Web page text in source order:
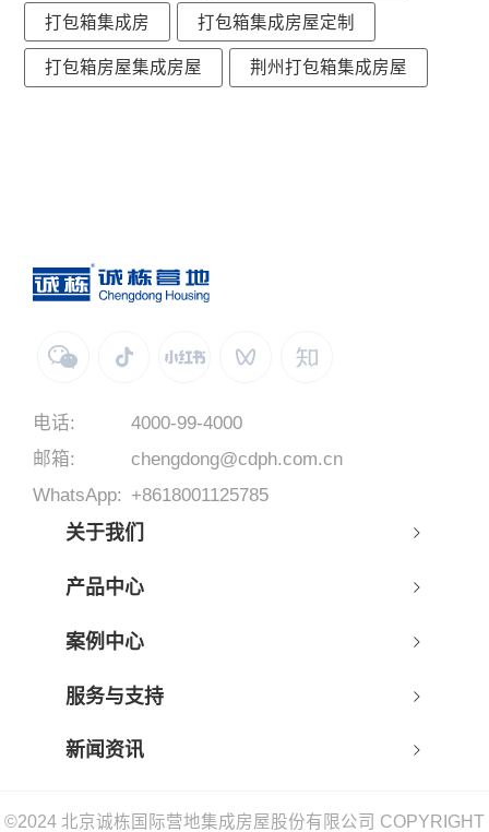
打包箱集成房 打包箱集成房屋定制
打包箱房屋集成房屋 荆州打包箱集成房屋
电话:
4000-99-4000
邮箱:
chengdong@cdph.com.cn
WhatsApp: +8618001125785
关于我们
产品中心
案例中心
服务与支持
新闻资讯
©2024 北京诚栋国际营地集成房屋股份有限公司 COPYRIGHT